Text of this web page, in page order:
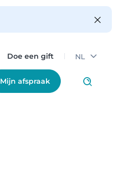
Doe een gift NL
Mijn afspraak